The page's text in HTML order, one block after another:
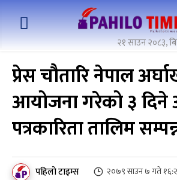
२१ साउन २०८३,
प्रेस चौतारि नेपाल
आयोजना गरेको ३
पत्रकारिता तालिम
पहिलो टाइम्स २०७९ साउन ७ गते